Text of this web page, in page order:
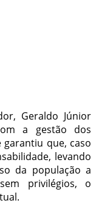
Geraldo Júnior
a gestão dos
que, caso
levando
da população a
privilégios, o